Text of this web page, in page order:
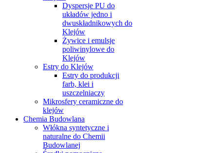
Dyspersje PU do
układów jedno i
dwuskładnikowych do
Klejów
Żywice i emulsje
poliwinylowe do
Klejów
Estry do Klejów
Estry do produkcji
farb, klei i
uszczelniaczy
Mikrosfery ceramiczne do
klejów
Chemia Budowlana
Włókna syntetyczne i
naturalne do Chemii
Budowlanej